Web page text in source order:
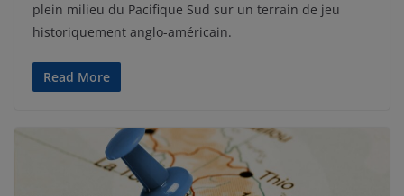
plein milieu du Pacifique Sud sur un terrain de jeu
historiquement anglo-américain.
Read More